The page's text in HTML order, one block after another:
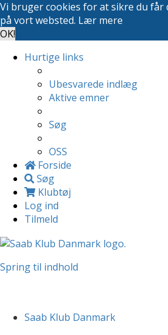
Vi bruger cookies for at sikre du får
på vort websted. Lær mere
OK!
Hurtige links
Ubesvarede indlæg
Aktive emner
Søg
OSS
Forside
Søg
Klubtøj
Log ind
Tilmeld
Spring til indhold
Saab Klub Danmark